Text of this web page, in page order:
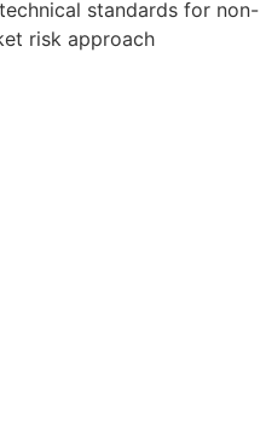
standards for non-
risk approach